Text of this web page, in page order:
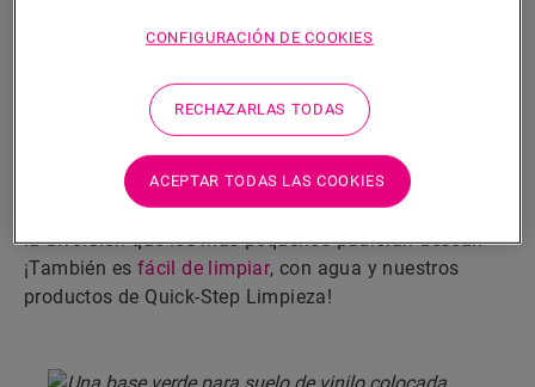
Crear un acabado hermético es muy sencillo. Siga los
pasos que se muestran para conseguir un suelo Alpha
Vinyl resistente a las salpicaduras, humedad y a toda
la diversión que los más pequeños pudieran desear.
¡También es fácil de limpiar, con agua y nuestros
productos de Quick-Step Limpieza!
CONFIGURACIÓN DE COOKIES
RECHAZARLAS TODAS
ACEPTAR TODAS LAS COOKIES